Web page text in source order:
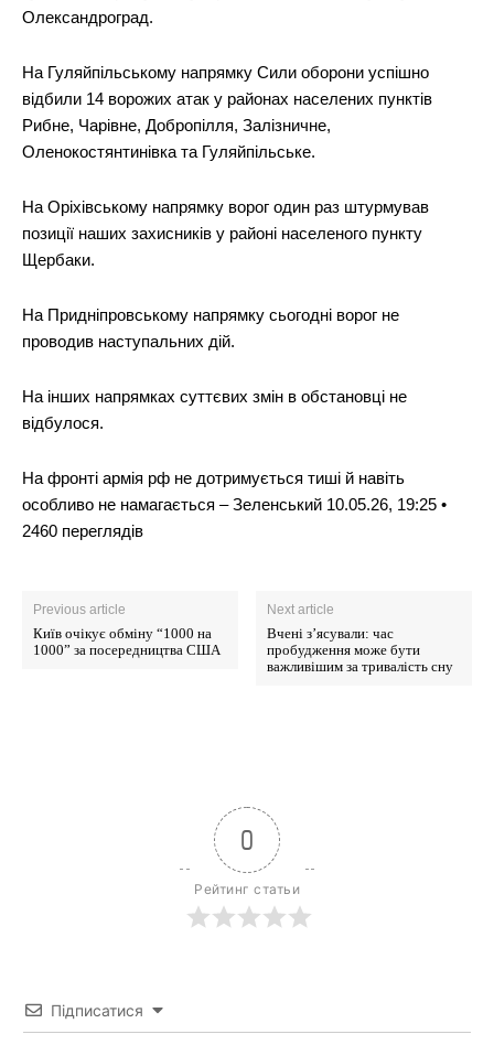
News Week
Олександроград.
На Гуляйпільському напрямку Сили оборони успішно
відбили 14 ворожих атак у районах населених пунктів
Рибне, Чарівне, Добропілля, Залізничне,
Оленокостянтинівка та Гуляйпільське.
На Оріхівському напрямку ворог один раз штурмував
позиції наших захисників у районі населеного пункту
Щербаки.
На Придніпровському напрямку сьогодні ворог не
проводив наступальних дій.
На інших напрямках суттєвих змін в обстановці не
відбулося.
На фронті армія рф не дотримується тиші й навіть
особливо не намагається – Зеленський 10.05.26, 19:25 •
2460 переглядiв
Previous article
Київ очікує обміну “1000 на
1000” за посередництва США
Next article
Вчені з’ясували: час
пробудження може бути
важливішим за тривалість сну
0
Рейтинг статьи
Підписатися